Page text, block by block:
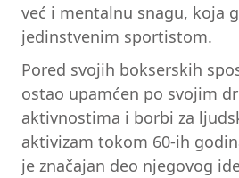
već i mentalnu snagu, koja
jedinstvenim sportistom.
Pored svojih bokserskih
ostao upamćen po svojim
aktivnostima i borbi za
aktivizam tokom 60-ih
je značajan deo njegovog